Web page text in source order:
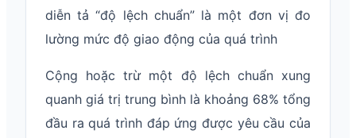
diễn tả “độ lệch chuẩn” là một đơn vị đo
lường mức độ giao động của quá trình
Cộng hoặc trừ một độ lệch chuẩn xung
quanh giá trị trung bình là khoảng 68% tổng
đầu ra quá trình đáp ứng được yêu cầu của